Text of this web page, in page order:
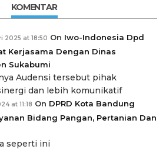
KOMENTAR
2025 at 18:50 On Iwo-Indonesia Dpd
Kerjasama Dengan Dinas
Sukabumi
Audensi tersebut pihak
dan lebih komunikatif
at 11:18 On DPRD Kota Bandung
Bidang Pangan, Pertanian Dan
seperti ini